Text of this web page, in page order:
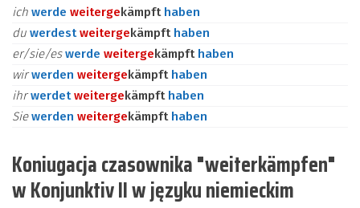
ich werde weitergekämpft haben
du werdestweitergekämpft haben
er/sie/eswerde weitergekämpft haben
wirwerden weitergekämpft haben
ihrwerdetweitergekämpft haben
Siewerden weitergekämpft haben
Koniugacja czasownika "weiterkämpfen"
w Konjunktiv II w języku niemieckim